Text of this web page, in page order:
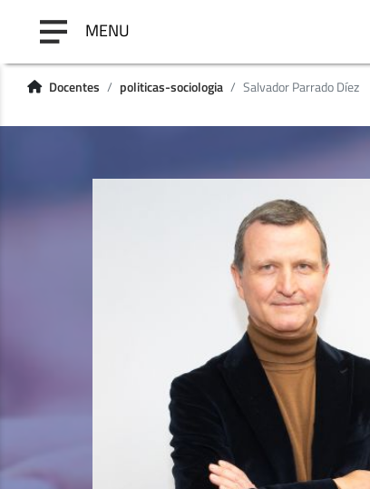
MENU
Docentes politicas-sociologia Salvador Parrado Díez